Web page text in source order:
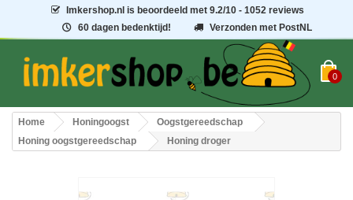
Imkershop.nl is beoordeeld met9.2/10 - 1052 reviews
60 dagen bedenktijd!
Verzonden met PostNL
0
Home Honingoogst
Oogstgereedschap
Honing oogstgereedschap
Honing droger